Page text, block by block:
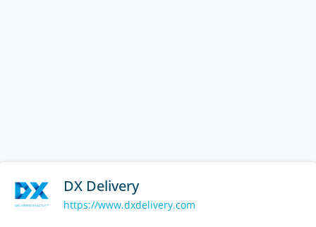
DX Delivery
https://www.dxdelivery.com